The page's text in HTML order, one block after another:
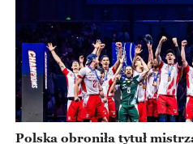
Polska obroniła tytuł